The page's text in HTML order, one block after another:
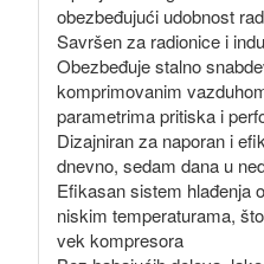
obezbeđujući udobnost
Savršen za radionice i
Obezbeđuje stalno
komprimovanim
parametrima pritiska i
Dizajniran za naporan i
dnevno, sedam dana u
Efikasan sistem hlađenja
niskim temperaturama,
vek kompresora